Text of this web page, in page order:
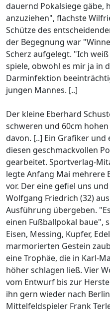
dauernd Pokalsiege gäbe,
anzuziehen", flachste
Schütze des
der Begegnung war
Scherz aufgelegt. "Ich
spiele, obwohl es mir ja in
Darminfektion
jungen Mannes. [..]
Der kleine Eberhard
schweren und 60cm
davon. [..] Ein Grafiker und
diesen geschmackvollen
gearbeitet. Sportverlag-
legte Anfang Mai mehrere
vor. Der eine gefiel uns
Wolfgang Friedrich (32)
Ausführung übergeben.
einen Fußballpokal baue",
Eisen, Messing, Kupfer,
marmorierten Gestein
eine Trophäe, die in Karl-
höher schlagen ließ. Vier
vom Entwurf bis zur
ihn gern wieder nach
Mittelfeldspieler Frank